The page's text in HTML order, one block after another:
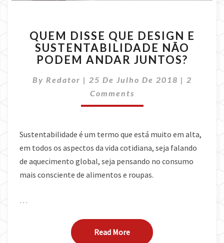
DISSE
QUE
DESIGN
SUSTENTABILIDADE
NÃO
QUEM DISSE QUE DESIGN E
SUSTENTABILIDADE NÃO
PODEM ANDAR JUNTOS?
By Redator | 25 De Julho De 2018 | 2
Comments
Sustentabilidade é um termo que está muito em alta,
em todos os aspectos da vida cotidiana, seja falando
de aquecimento global, seja pensando no consumo
mais consciente de alimentos e roupas.
…
Read MoreRead More